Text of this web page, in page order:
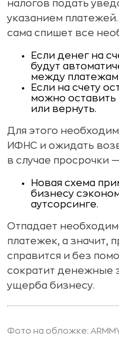
налогов подать
указанием
сама спишет все
Если денег на
будут
между
Если на счету
можно оставить
или вернуть.
Для этого
ИФНС и ожидать
в случае просрочки
Новая схема
бизнесу
аутсорсинге.
Отпадает
платежек, а значит,
справится и без
сократит денежные
ущерба бизнесу.
Фото на обложке: